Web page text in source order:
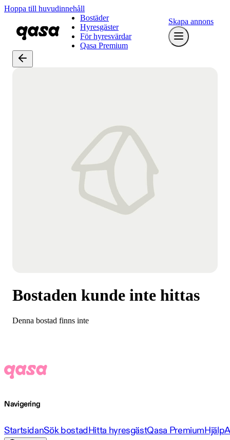
Hoppa till huvudinnehåll
Bostäder
Hyresgäster
För hyresvärdar
Qasa Premium
Skapa annons
Bostaden kunde inte hittas
Denna bostad finns inte
Navigering
StartsidanSök bostadHitta hyresgästQasa PremiumHjälp